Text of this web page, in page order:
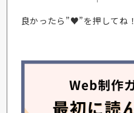
良かったら”♥”を押してね！